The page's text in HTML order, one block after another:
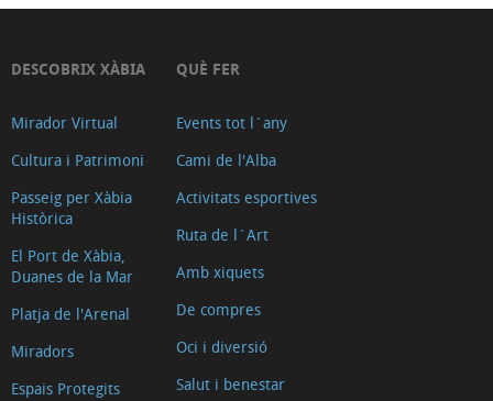
DESCOBRIX XÀBIA
Mirador Virtual
Cultura i Patrimoni
Passeig per Xàbia
Històrica
El Port de Xàbia,
Duanes de la Mar
Platja de l'Arenal
Miradors
Espais Protegits
QUÈ FER
Events tot l´any
Cami de l'Alba
Activitats esportives
Ruta de l´Art
Amb xiquets
De compres
Oci i diversió
Salut i benestar